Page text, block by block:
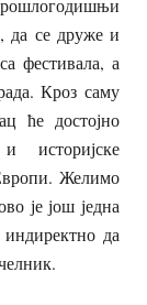
да се друже и
фестивала, а
Кроз саму
ће достојно
историјске
Желимо
је још једна
да